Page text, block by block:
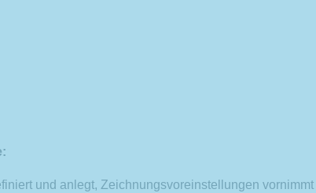
und anlegt, Zeichnungsvoreinstellungen